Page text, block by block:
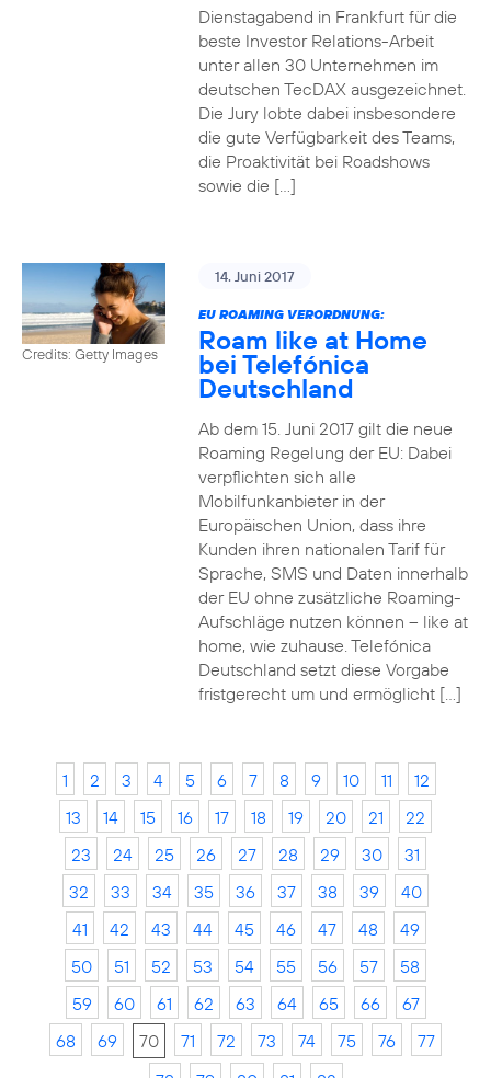
Dienstagabend in Frankfurt für die
beste Investor Relations-Arbeit
unter allen 30 Unternehmen im
deutschen TecDAX ausgezeichnet.
Die Jury lobte dabei insbesondere
die gute Verfügbarkeit des Teams,
die Proaktivität bei Roadshows
sowie die […]
Credits: Getty Images
14. Juni 2017
EU ROAMING VERORDNUNG:
Roam like at Home
bei Telefónica
Deutschland
Ab dem 15. Juni 2017 gilt die neue
Roaming Regelung der EU: Dabei
verpflichten sich alle
Mobilfunkanbieter in der
Europäischen Union, dass ihre
Kunden ihren nationalen Tarif für
Sprache, SMS und Daten innerhalb
der EU ohne zusätzliche Roaming-
Aufschläge nutzen können – like at
home, wie zuhause. Telefónica
Deutschland setzt diese Vorgabe
fristgerecht um und ermöglicht […]
1 2 3 4 5 6 7 8 9 10 11
12
13
14 15 16 17 18 19 20 21
22
23
24 25 26 27 28 29 30
31
32
33 34 35 36 37 38 39
40
41
42 43 44 45 46 47 48
49
50
51 52 53 54 55 56 57
58
59
60 61 62 63 64 65 66
67
68
69 70 71 72 73 74 75 76
77